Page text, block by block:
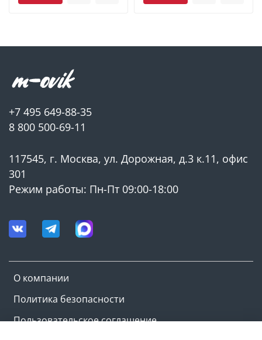
О компании
Политика безопасности
Пользовательское соглашение
+7 495 649-88-35
8 800 500-69-11
117545, г. Москва, ул. Дорожная, д.3 к.11, офис
301
Режим работы: Пн-Пт 09:00-18:00